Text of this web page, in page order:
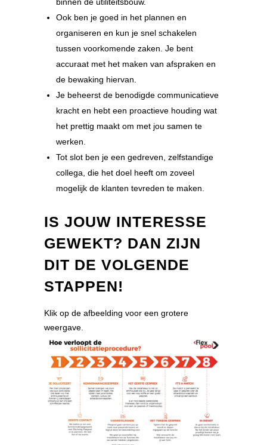
Ook ben je goed in het plannen en
organiseren en kun je snel schakelen
tussen voorkomende zaken. Je bent
accuraat met het maken van afspraken en
de bewaking hiervan.
Je beheerst de benodigde communicatieve
kracht en hebt een proactieve houding wat
het prettig maakt om met jou samen te
werken.
Tot slot ben je een gedreven, zelfstandige
collega, die het doel heeft om zoveel
mogelijk de klanten tevreden te maken.
IS JOUW INTERESSE
GEWEKT? DAN ZIJN
DIT DE VOLGENDE
STAPPEN!
Klik op de afbeelding voor een grotere
weergave.